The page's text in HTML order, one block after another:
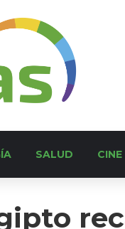
SALUD CINE